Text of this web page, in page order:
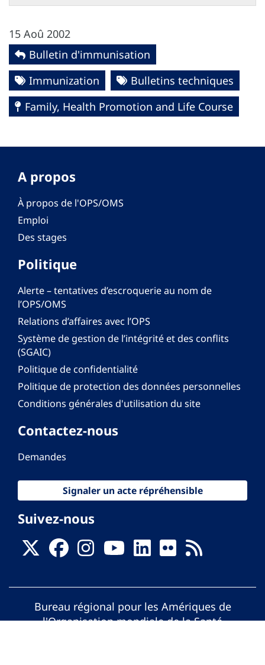
15 Aoû 2002
Bulletin d'immunisation
Immunization
Bulletins techniques
Family, Health Promotion and Life Course
A propos
À propos de l'OPS/OMS
Emploi
Des stages
Politique
Alerte – tentatives d’escroquerie au nom de
l’OPS/OMS
Relations d’affaires avec l’OPS
Système de gestion de l’intégrité et des conflits
(SGAIC)
Politique de confidentialité
Politique de protection des données personnelles
Conditions générales d'utilisation du site
Contactez-nous
Demandes
Signaler un acte répréhensible
Suivez-nous
Bureau régional pour les Amériques de
l'Organisation mondiale de la Santé